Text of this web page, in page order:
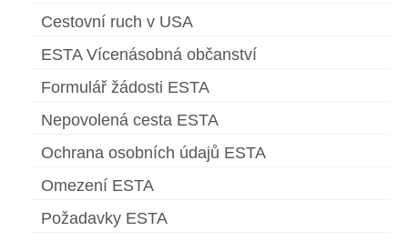
Cestovní ruch v USA
ESTA Vícenásobná občanství
Formulář žádosti ESTA
Nepovolená cesta ESTA
Ochrana osobních údajů ESTA
Omezení ESTA
Požadavky ESTA